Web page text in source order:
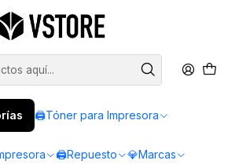
🖨️Tóner para Impresora
🖨️Repuesto 💎Marcas